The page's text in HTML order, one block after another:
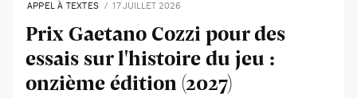
APPEL À TEXTES 17 JUILLET 2026
Prix Gaetano Cozzi pour des
essais sur l'histoire du jeu :
onzième édition (2027)